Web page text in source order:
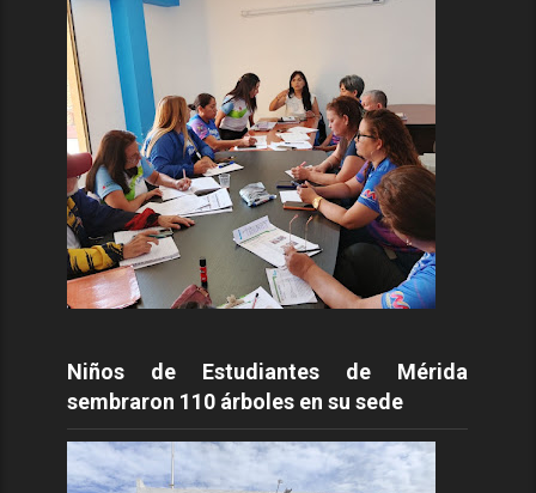
Niños de Estudiantes de Mérida
sembraron 110 árboles en su sede